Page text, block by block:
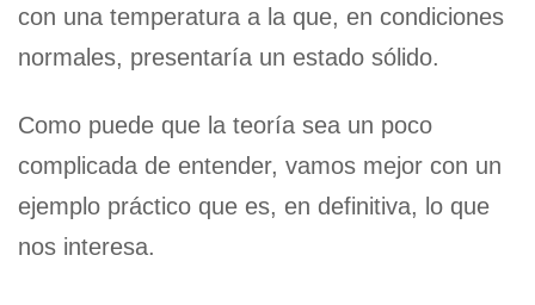
con una temperatura a la que, en condiciones
normales, presentaría un estado sólido.
Como puede que la teoría sea un poco
complicada de entender, vamos mejor con un
ejemplo práctico que es, en definitiva, lo que
nos interesa.